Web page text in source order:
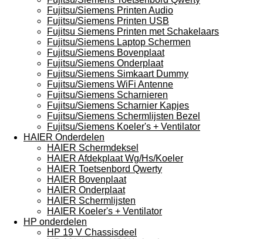
Fujitsu/Siemens Printen Audio
Fujitsu/Siemens Printen USB
Fujitsu Siemens Printen met Schakelaars
Fujitsu/Siemens Laptop Schermen
Fujitsu/Siemens Bovenplaat
Fujitsu/Siemens Onderplaat
Fujitsu/Siemens Simkaart Dummy
Fujitsu/Siemens WiFi Antenne
Fujitsu/Siemens Scharnieren
Fujitsu/Siemens Scharnier Kapjes
Fujitsu/Siemens Schermlijsten Bezel
Fujitsu/Siemens Koeler's + Ventilator
HAIER Onderdelen
HAIER Schermdeksel
HAIER Afdekplaat Wg/Hs/Koeler
HAIER Toetsenbord Qwerty
HAIER Bovenplaat
HAIER Onderplaat
HAIER Schermlijsten
HAIER Koeler's + Ventilator
HP onderdelen
HP 19 V Chassisdeel